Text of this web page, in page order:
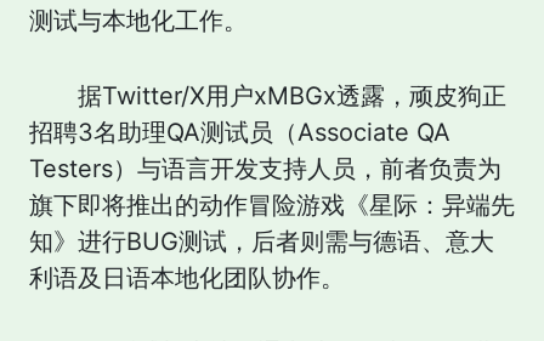
测试与本地化工作。
据Twitter/X用户xMBGx透露，顽皮狗正
招聘3名助理QA测试员（Associate QA
Testers）与语言开发支持人员，前者负责为
旗下即将推出的动作冒险游戏《星际：异端先
知》进行BUG测试，后者则需与德语、意大
利语及日语本地化团队协作。